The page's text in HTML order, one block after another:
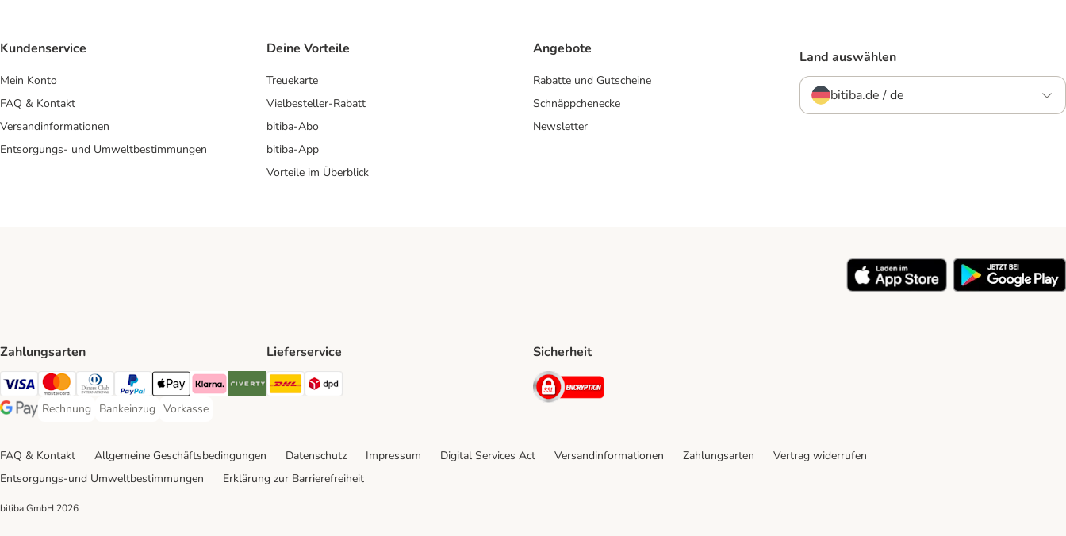
Kundenservice
Mein Konto
FAQ & Kontakt
Versandinformationen
Entsorgungs- und Umweltbestimmungen
Deine Vorteile
Treuekarte
Vielbesteller-Rabatt
bitiba-Abo
bitiba-App
Vorteile im Überblick
Angebote
Rabatte und Gutscheine
Schnäppchenecke
Newsletter
Land auswählen
bitiba.de / de
Zahlungsarten
Visa Payment Method
Mastercard Payment Method
Diners Club Payment Method
PayPal Payment Method
Apple Pay Payment Method
Klarna Payment Method
Riverty Payment Method
Google Pay Payment Method
Rechnung
Rechnung Payment Method
Bankeinzug
Bankeinzug Payment Method
Vorkasse
Vorkasse Payment Method
Lieferservice
DHL Shipping Method
Sicherheit
Security
FAQ & Kontakt Allgemeine Geschäftsbedingungen Datenschutz Impressum Digital Services Act Versandinformationen Zahlungsarten
Vertrag widerrufen
Entsorgungs-und Umweltbestimmungen
Erklärung zur Barrierefreiheit
bitiba GmbH 2026